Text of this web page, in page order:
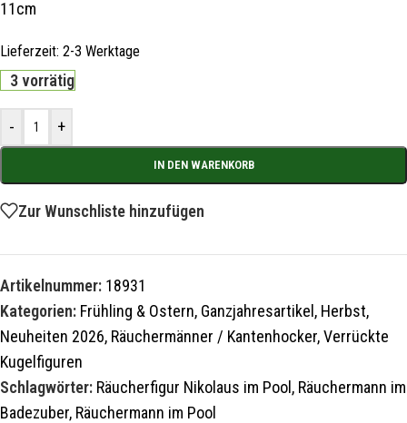
11cm
Lieferzeit: 2-3 Werktage
3 vorrätig
- +
IN DEN WARENKORB
Zur Wunschliste hinzufügen
Artikelnummer: 18931
Kategorien: Frühling & Ostern, Ganzjahresartikel , Herbst,
Neuheiten 2026, Räuchermänner / Kantenhocker,Verrückte
Kugelfiguren
Schlagwörter: Räucherfigur Nikolaus im Pool , Räuchermann im
Badezuber, Räuchermann im Pool